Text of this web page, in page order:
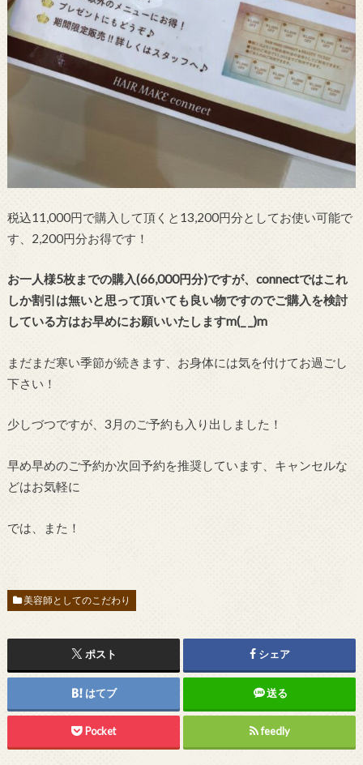
税込11,000円で購入して頂くと13,200円分としてお使い可能で
す、2,200円分お得です！
お一人様5枚までの購入(66,000円分)ですが、connectではこれ
しか割引は無いと思って頂いても良い物ですのでご購入を検討
している方はお早めにお願いいたしますm(_ _)m
まだまだ寒い季節が続きます、お身体には気を付けてお過ごし
下さい！
少しづつですが、3月のご予約も入り出しました！
早め早めのご予約か次回予約を推奨しています、キャンセルな
どはお気軽に
では、また！
美容師としてのこだわり
ポスト シェア
はてブ 送る
Pocket feedly